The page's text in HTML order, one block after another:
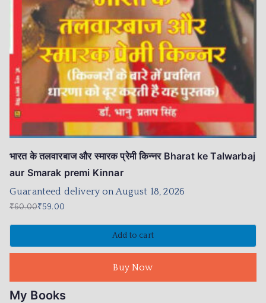
भारत के तलवारबाज और स्मारक प्रेमी किन्नर Bharat ke Talwarbaj
aur Smarak premi Kinnar
Guaranteed delivery on August 18, 2026
₹60.00₹59.00
Add to cart
Buy Now
My Books